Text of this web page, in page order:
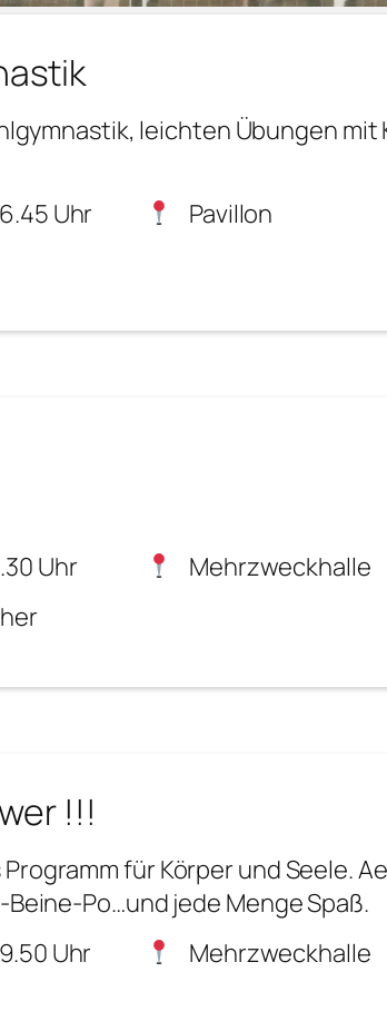
leichten Übungen
Uhr
Pavillon
Uhr
Mehrzweckhalle
!!!
für Körper und Seele.
Po…und jede Menge Spaß.
Uhr
Mehrzweckhalle